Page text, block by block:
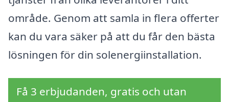
område. Genom att samla in flera offerter
kan du vara säker på att du får den bästa
lösningen för din solenergiinstallation.
Få 3 erbjudanden, gratis och utan